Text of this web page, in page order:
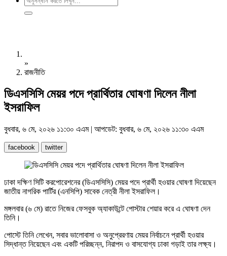
»
রাজনীতি
ডিএসসিসি মেয়র পদে প্রার্থিতার ঘোষণা দিলেন নীলা
ইসরাফিল
বুধবার, ৬ মে, ২০২৬ ১১:৩০ এএম | আপডেট: বুধবার, ৬ মে, ২০২৬ ১১:৩০ এএম
facebook twitter
ঢাকা দক্ষিণ সিটি করপোরেশনের (ডিএসসিসি) মেয়র পদে প্রার্থী হওয়ার ঘোষণা দিয়েছেন
জাতীয় নাগরিক পার্টির (এনসিপি) সাবেক নেত্রী নীলা ইসরাফিল।
মঙ্গলবার (৬ মে) রাতে নিজের ফেসবুক অ্যাকাউন্টে পোস্টার শেয়ার করে এ ঘোষণা দেন
তিনি।
পোস্টে তিনি লেখেন, সবার ভালোবাসা ও অনুপ্রেরণায় মেয়র নির্বাচনে প্রার্থী হওয়ার
সিদ্ধান্ত নিয়েছেন এবং একটি পরিচ্ছন্ন, নিরাপদ ও বাসযোগ্য ঢাকা গড়াই তার লক্ষ্য।